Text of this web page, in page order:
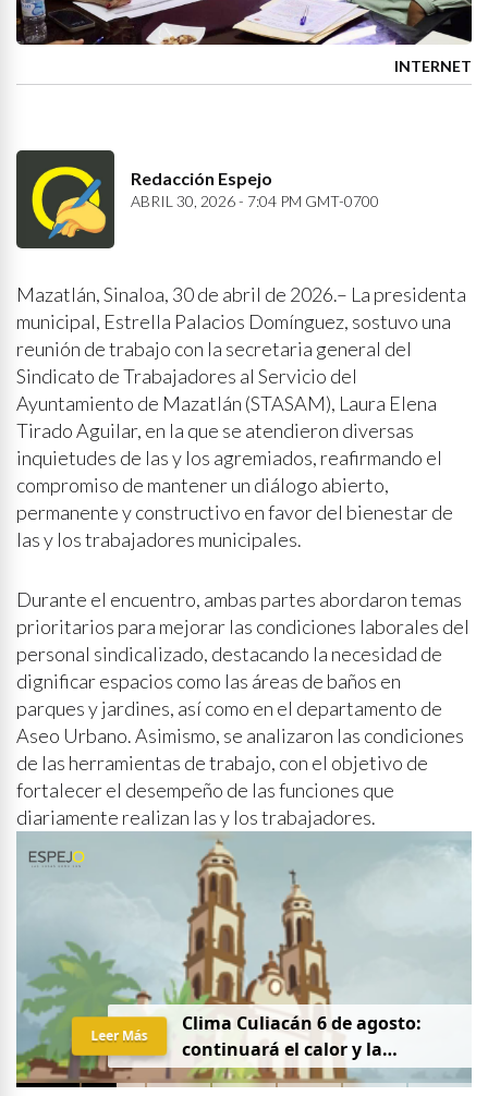
INTERNET
Redacción Espejo
ABRIL 30, 2026 - 7:04 PM GMT-0700
Mazatlán, Sinaloa, 30 de abril de 2026.– La presidenta
municipal, Estrella Palacios Domínguez, sostuvo una
reunión de trabajo con la secretaria general del
Sindicato de Trabajadores al Servicio del
Ayuntamiento de Mazatlán (STASAM), Laura Elena
Tirado Aguilar, en la que se atendieron diversas
inquietudes de las y los agremiados, reafirmando el
compromiso de mantener un diálogo abierto,
permanente y constructivo en favor del bienestar de
las y los trabajadores municipales.
Durante el encuentro, ambas partes abordaron temas
prioritarios para mejorar las condiciones laborales del
personal sindicalizado, destacando la necesidad de
dignificar espacios como las áreas de baños en
parques y jardines, así como en el departamento de
Aseo Urbano. Asimismo, se analizaron las condiciones
de las herramientas de trabajo, con el objetivo de
fortalecer el desempeño de las funciones que
diariamente realizan las y los trabajadores.
Clima Culiacán 6 de agosto:
continuará el calor y la
probabilidad de lluvia
Leer Más